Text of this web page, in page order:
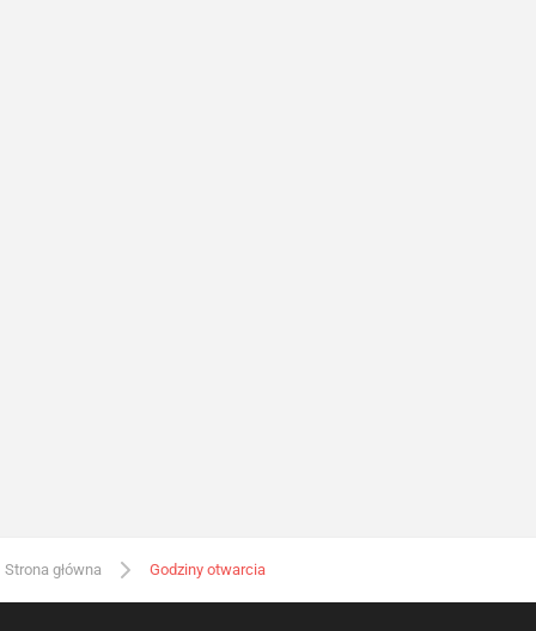
Strona główna Godziny otwarcia